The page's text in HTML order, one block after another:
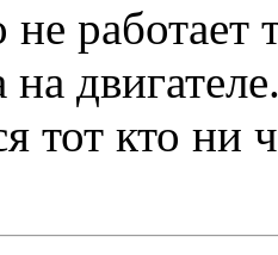
не
тот кто ни